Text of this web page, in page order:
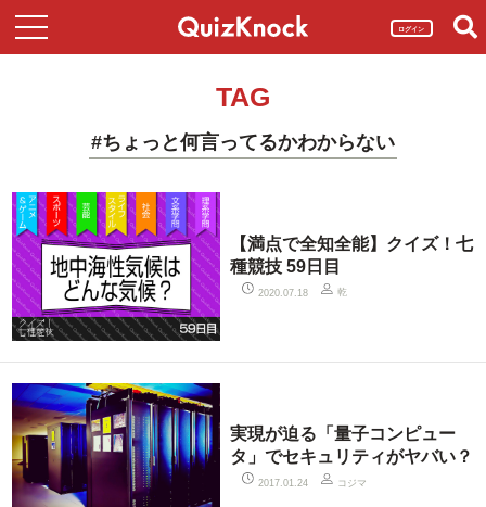
ログイン
TAG
#ちょっと何言ってるかわからない
【満点で全知全能】クイズ！七
種競技 59日目
2020.07.18 乾
実現が迫る「量子コンピュー
タ」でセキュリティがヤバい？
2017.01.24 コジマ